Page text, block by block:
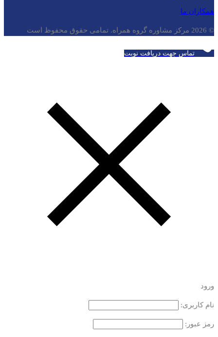
همکاران ما
© 2026 مرکز مشاوره گروه همراه. تمامی حقوق محفوظ است
تماس جهت دریافت نوبت
ورود
نام کاربری:
رمز عبور: